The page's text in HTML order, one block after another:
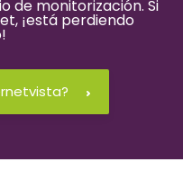
de monitorización. Si
¡está perdiendo